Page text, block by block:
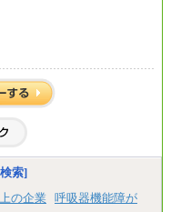
索]
の企業
呼吸器機能障が